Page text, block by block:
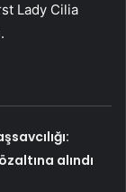
Lady Cilia
alındı